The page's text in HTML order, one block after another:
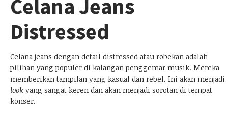
Celana Jeans
Distressed
Celana jeans dengan detail distressed atau robekan adalah
pilihan yang populer di kalangan penggemar musik. Mereka
memberikan tampilan yang kasual dan rebel. Ini akan menjadi
look yang sangat keren dan akan menjadi sorotan di tempat
konser.